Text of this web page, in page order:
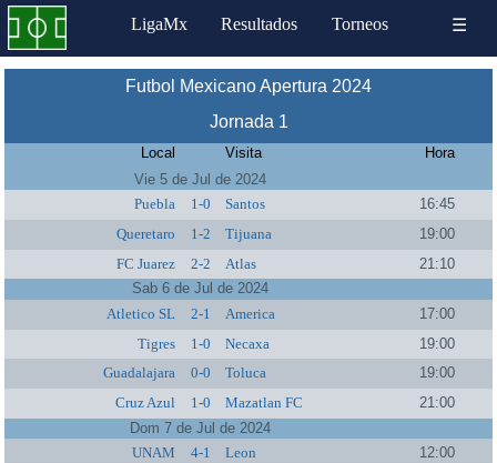
LigaMx Resultados Torneos ☰
Futbol Mexicano Apertura 2024
Jornada 1
Local Visita
Hora
Vie 5 de Jul de 2024
Puebla
1-0 Santos
16:45
Queretaro
1-2 Tijuana
19:00
FC Juarez
2-2 Atlas
21:10
Sab 6 de Jul de 2024
Atletico SL
2-1 America
17:00
Tigres
1-0 Necaxa
19:00
Guadalajara
0-0 Toluca
19:00
Cruz Azul
1-0 Mazatlan FC
21:00
Dom 7 de Jul de 2024
UNAM
4-1 Leon
12:00